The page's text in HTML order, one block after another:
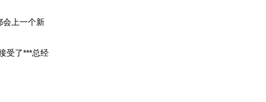
会上一个新
受了***总经